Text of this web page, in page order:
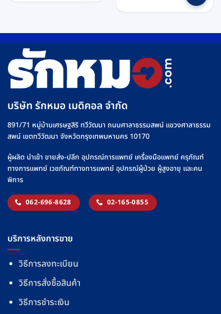
บริษัท รักหมอ เมดิคอล จำกัด
891/71 หมู่บ้านเศรษฐสิริ ทวีวัฒนา ถนนศาลาธรรมสพน์ แขวงศาลาธรรม
สพน์ เขตทวีวัฒนา จังหวัดกรุงเทพมหานคร 10170
ผู้ผลิต นำเข้า ขายส่ง-ปลีก อุปกรณ์การแพทย์ เครื่องมือแพทย์ ครุภัณฑ์
ทางการแพทย์ เวชภัณฑ์ทางการแพทย์ อุปกรณ์ผู้ป่วย ผู้สูงอายุ และคน
พิการ
062-696-8628 02-165-0855
บริการหลังการขาย
วิธีการลงทะเบียน
วิธีการสั่งซื้อสินค้า
วิธีการชำระเงิน